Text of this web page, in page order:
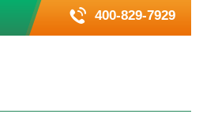
400-829-7929